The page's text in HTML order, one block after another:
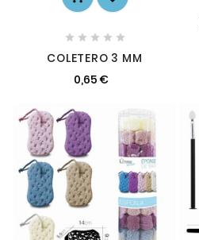
    
COLETERO 3 MM
0,65 €